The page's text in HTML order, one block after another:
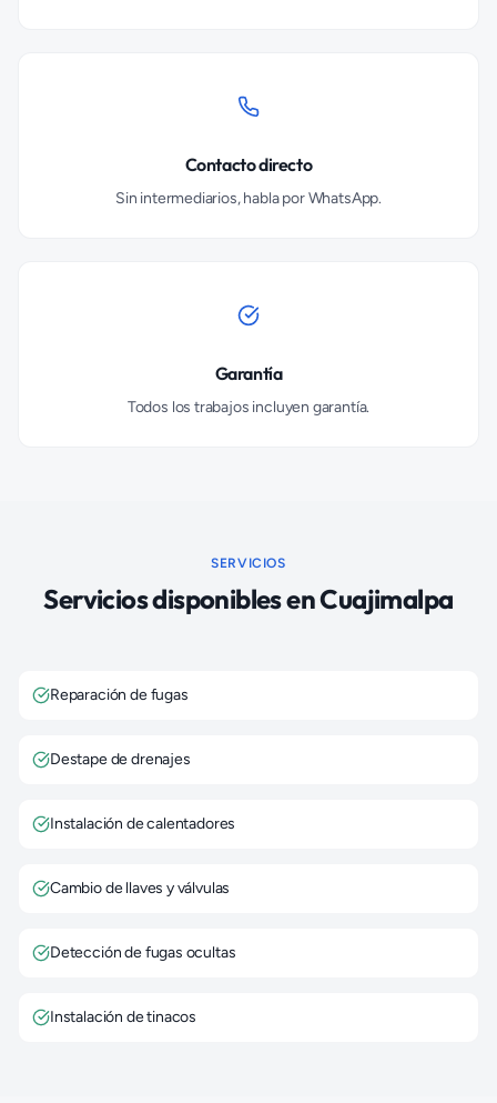
Contacto directo
Sin intermediarios, habla por WhatsApp.
Garantía
Todos los trabajos incluyen garantía.
SERVICIOS
Servicios disponibles enCuajimalpa
Reparación de fugas
Destape de drenajes
Instalación de calentadores
Cambio de llaves y válvulas
Detección de fugas ocultas
Instalación de tinacos